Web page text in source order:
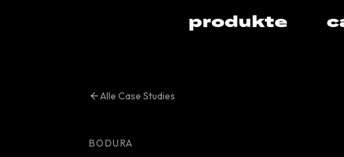
produkte
Alle Case Studies
BODURA